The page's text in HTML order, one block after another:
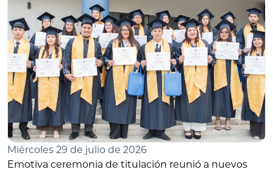
Miércoles 29 de julio de 2026
Emotiva ceremonia de titulación reunió a nuevos